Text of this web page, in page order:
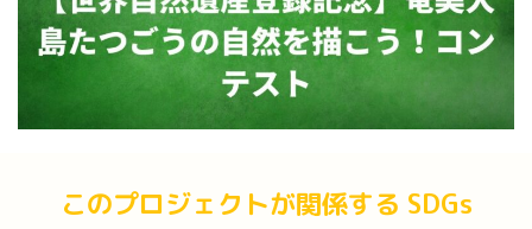
このプロジェクトが関係する SDGs